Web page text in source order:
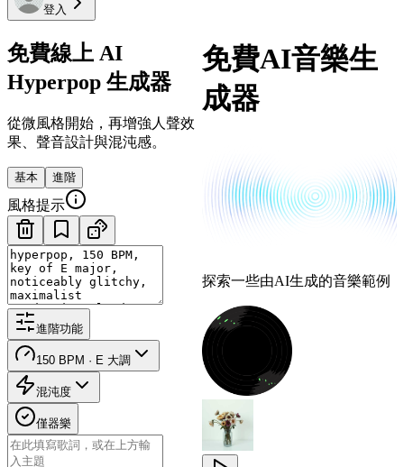
登入
免費線上 AI
Hyperpop 生成器
從微風格開始，再增強人聲效
果、聲音設計與混沌感。
基本 進階
風格提示
進階功能
150 BPM · E 大調
混沌度
僅器樂
免費AI音樂生
成器
探索一些由AI生成的音樂範例